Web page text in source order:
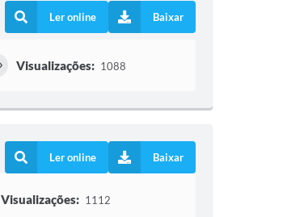
Ler online Baixar
Visualizações: 1088
Ler online Baixar
Visualizações: 1112